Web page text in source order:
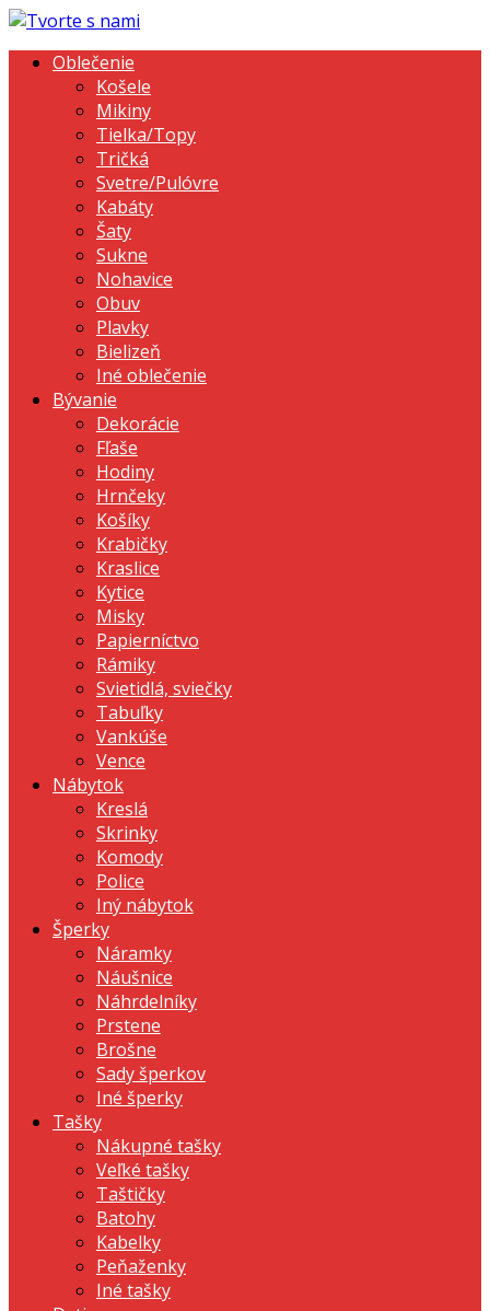
Oblečenie
Košele
Mikiny
Tielka/Topy
Tričká
Svetre/Pulóvre
Kabáty
Šaty
Sukne
Nohavice
Obuv
Plavky
Bielizeň
Iné oblečenie
Bývanie
Dekorácie
Fľaše
Hodiny
Hrnčeky
Košíky
Krabičky
Kraslice
Kytice
Misky
Papierníctvo
Rámiky
Svietidlá, sviečky
Tabuľky
Vankúše
Vence
Nábytok
Kreslá
Skrinky
Komody
Police
Iný nábytok
Šperky
Náramky
Náušnice
Náhrdelníky
Prstene
Brošne
Sady šperkov
Iné šperky
Tašky
Nákupné tašky
Veľké tašky
Taštičky
Batohy
Kabelky
Peňaženky
Iné tašky